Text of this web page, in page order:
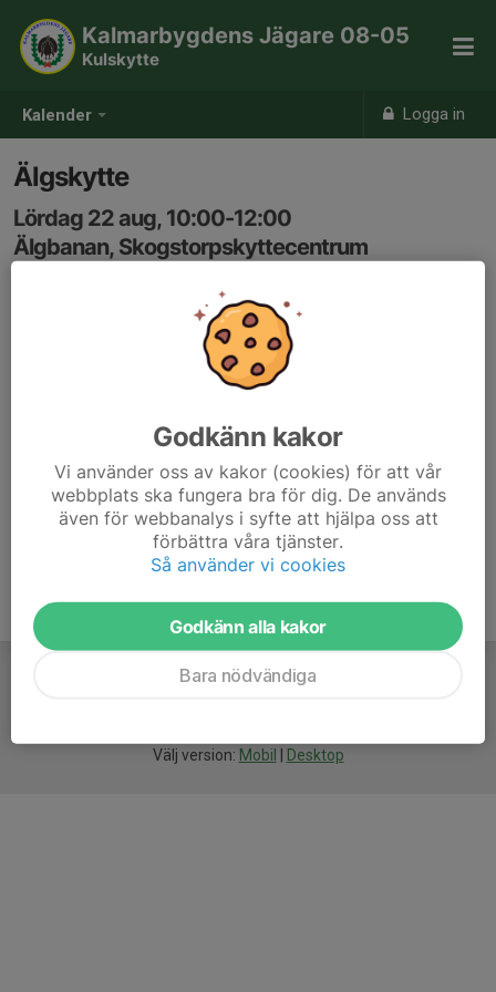
Kalender Logga in
Kalmarbygdens Jägare 08-05
Kulskytte
Älgskytte
Lördag 22 aug, 10:00-12:00
Älgbanan, Skogstorpskyttecentrum
Välj version: Mobil Desktop
Godkänn kakor
Vi använder oss av kakor (cookies) för att vår
webbplats ska fungera bra för dig. De används
även för webbanalys i syfte att hjälpa oss att
förbättra våra tjänster.
Så använder vi cookies
Godkänn alla kakor
Bara nödvändiga